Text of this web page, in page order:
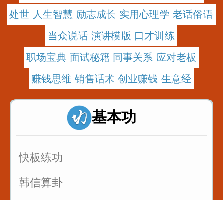
处世 人生智慧 励志成长 实用心理学 老话俗语
当众说话 演讲模版 口才训练
职场宝典 面试秘籍 同事关系 应对老板
赚钱思维 销售话术 创业赚钱 生意经
基本功
快板练功
韩信算卦